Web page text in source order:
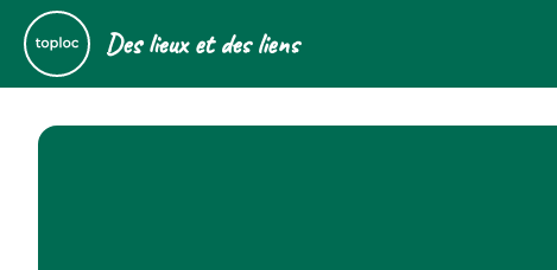
Des lieux et des liens